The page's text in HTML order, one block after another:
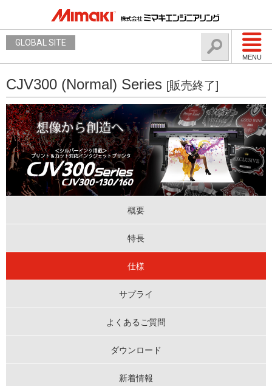
MENU
GLOBAL SITE
CJV300 (Normal) Series [販売終了]
概要
特長
仕様
サプライ
よくあるご質問
ダウンロード
新着情報